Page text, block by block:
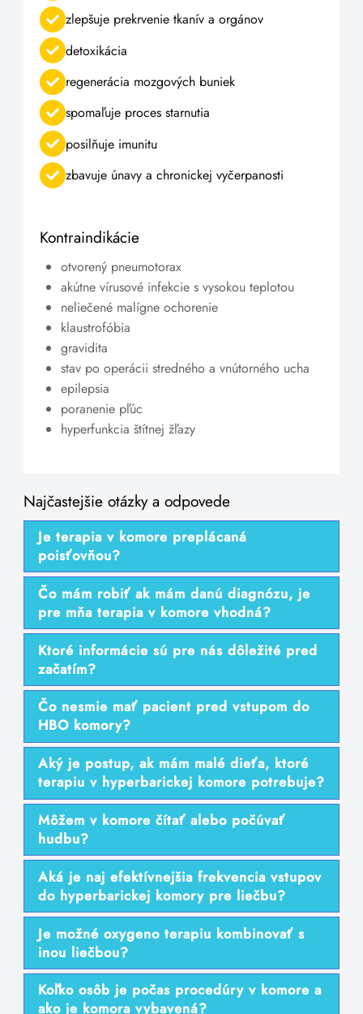
zlepšuje prekrvenie tkanív a orgánov
detoxikácia
regenerácia mozgových buniek
spomaľuje proces starnutia
posilňuje imunitu
zbavuje únavy a chronickej vyčerpanosti
Kontraindikácie
otvorený pneumotorax
akútne vírusové infekcie s vysokou teplotou
neliečené malígne ochorenie
klaustrofóbia
gravidita
stav po operácii stredného a vnútorného ucha
epilepsia
poranenie pľúc
hyperfunkcia štítnej žľazy
Najčastejšie otázky a odpovede
Je terapia v komore preplácaná
poisťovňou?
Čo mám robiť ak mám danú diagnózu, je
pre mňa terapia v komore vhodná?
Ktoré informácie sú pre nás dôležité pred
začatím?
Čo nesmie mať pacient pred vstupom do
HBO komory?
Aký je postup, ak mám malé dieťa, ktoré
terapiu v hyperbarickej komore potrebuje?
Môžem v komore čítať alebo počúvať
hudbu?
Aká je naj efektívnejšia frekvencia vstupov
do hyperbarickej komory pre liečbu?
Je možné oxygeno terapiu kombinovať s
inou liečbou?
Koľko osôb je počas procedúry v komore a
ako je komora vybavená?